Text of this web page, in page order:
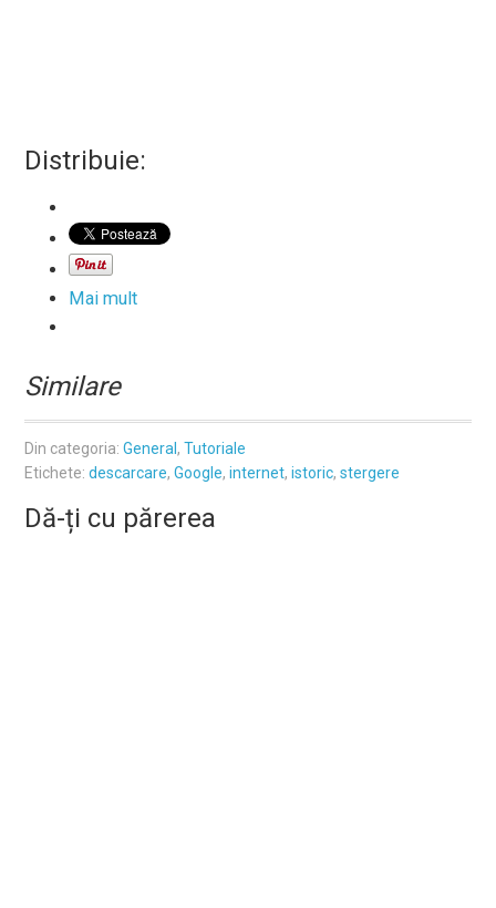
Distribuie:
Mai mult
Similare
Din categoria:General,Tutoriale
Etichete:descarcare,Google,internet,istoric,stergere
Dă-ți cu părerea